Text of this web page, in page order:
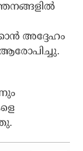
അദ്ദേഹം
ആരോപിച്ചു.